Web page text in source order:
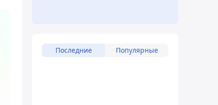
Последние Популярные